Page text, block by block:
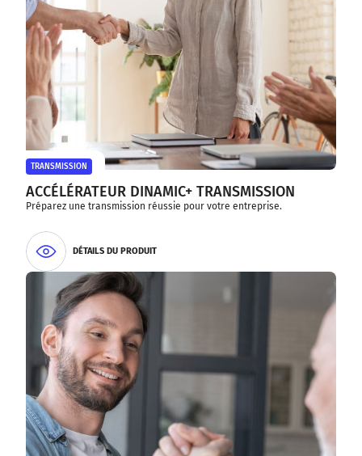
TRANSMISSION
ACCÉLÉRATEUR DINAMIC+ TRANSMISSION
Préparez une transmission réussie pour votre entreprise.
DÉTAILS DU PRODUIT